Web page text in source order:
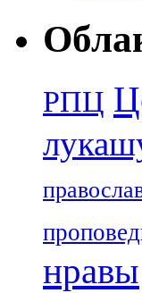
РПЦ
нравы